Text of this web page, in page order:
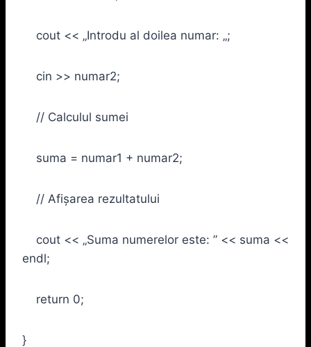
cout << „Introdu al doilea numar: „;
cin >> numar2;
// Calculul sumei
suma = numar1 + numar2;
// Afișarea rezultatului
cout << „Suma numerelor este: ” << suma <<
endl;
return 0;
}